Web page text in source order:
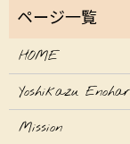
HOME
Yoshikazu
Mission